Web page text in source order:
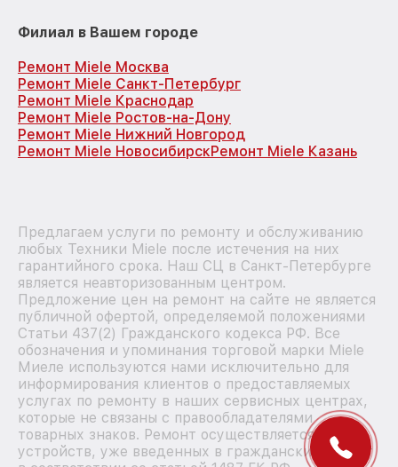
Филиал в Вашем городе
Ремонт Miele Москва
Ремонт Miele Санкт-Петербург
Ремонт Miele Краснодар
Ремонт Miele Ростов-на-Дону
Ремонт Miele Нижний Новгород
Ремонт Miele НовосибирскРемонт Miele Казань
Предлагаем услуги по ремонту и обслуживанию
любых Техники Miele после истечения на них
гарантийного срока. Наш СЦ в Санкт-Петербурге
является неавторизованным центром.
Предложение цен на ремонт на сайте не является
публичной офертой, определяемой положениями
Статьи 437(2) Гражданского кодекса РФ. Все
обозначения и упоминания торговой марки Miele
Миеле используются нами исключительно для
информирования клиентов о предоставляемых
услугах по ремонту в наших сервисных центрах,
которые не связаны с правообладателями
товарных знаков. Ремонт осуществляется для
устройств, уже введенных в гражданский оборот